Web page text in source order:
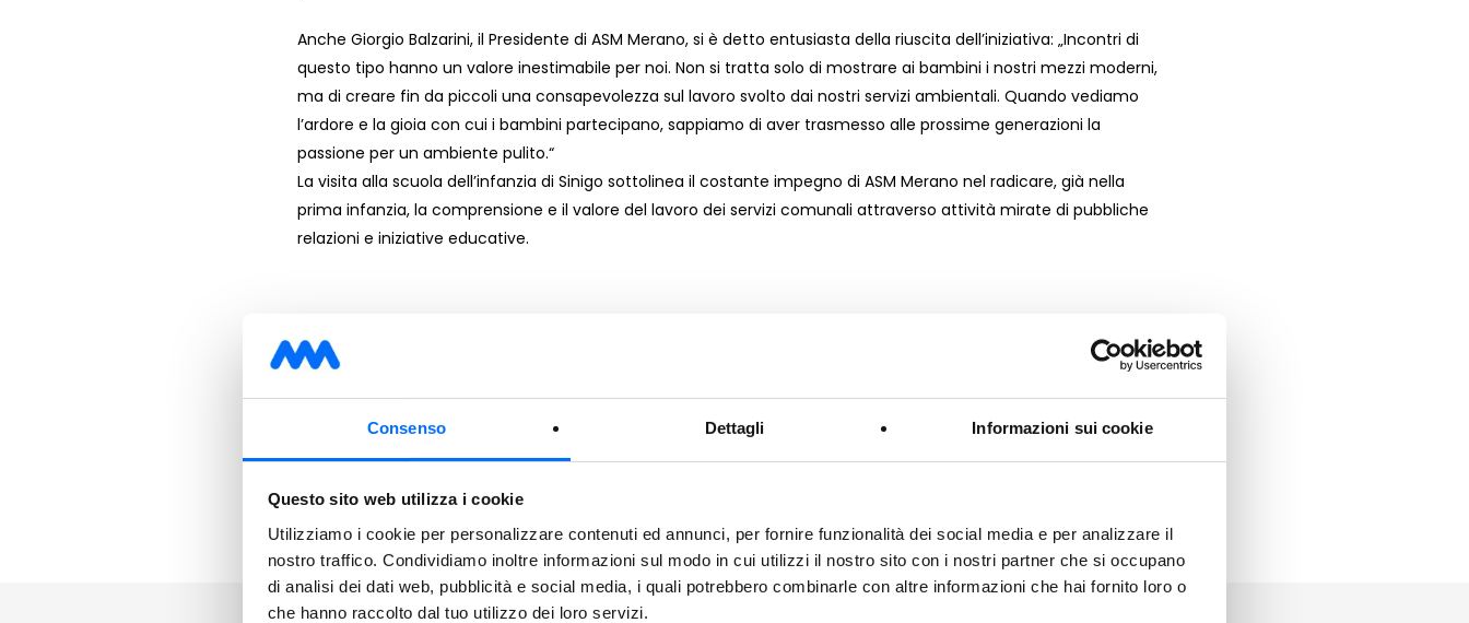
Consenso Dettagli Informazioni sui cookie
Questo sito web utilizza i cookie
Utilizziamo i cookie per personalizzare contenuti ed annunci, per fornire funzionalità dei social media e per analizzare il
nostro traffico. Condividiamo inoltre informazioni sul modo in cui utilizzi il nostro sito con i nostri partner che si occupano
di analisi dei dati web, pubblicità e social media, i quali potrebbero combinarle con altre informazioni che hai fornito loro o
che hanno raccolto dal tuo utilizzo dei loro servizi.
Anche Giorgio Balzarini, il Presidente di ASM Merano, si è detto entusiasta della riuscita dell’iniziativa: „Incontri di
questo tipo hanno un valore inestimabile per noi. Non si tratta solo di mostrare ai bambini i nostri mezzi moderni,
ma di creare fin da piccoli una consapevolezza sul lavoro svolto dai nostri servizi ambientali. Quando vediamo
l’ardore e la gioia con cui i bambini partecipano, sappiamo di aver trasmesso alle prossime generazioni la
passione per un ambiente pulito.“
La visita alla scuola dell’infanzia di Sinigo sottolinea il costante impegno di ASM Merano nel radicare, già nella
prima infanzia, la comprensione e il valore del lavoro dei servizi comunali attraverso attività mirate di pubbliche
relazioni e iniziative educative.